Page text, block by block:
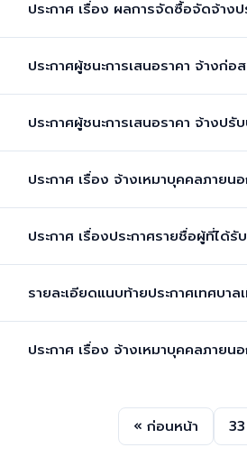
ประกาศ เรื่อง ผลการจัดซื้อจัดจ้าง
ประกาศผู้ชนะการเสนอราคา จ้างก่
ประกาศผู้ชนะการเสนอราคา จ้างป
ประกาศ เรื่อง จ้างเหมาบุคคลภาย
ประกาศ เรื่องประกาศรายชื่อผู้ที่ได้
รายละเอียดแนบท้ายประกาศเทศบา
ประกาศ เรื่อง จ้างเหมาบุคคลภาย
« ก่อนหน้า 33